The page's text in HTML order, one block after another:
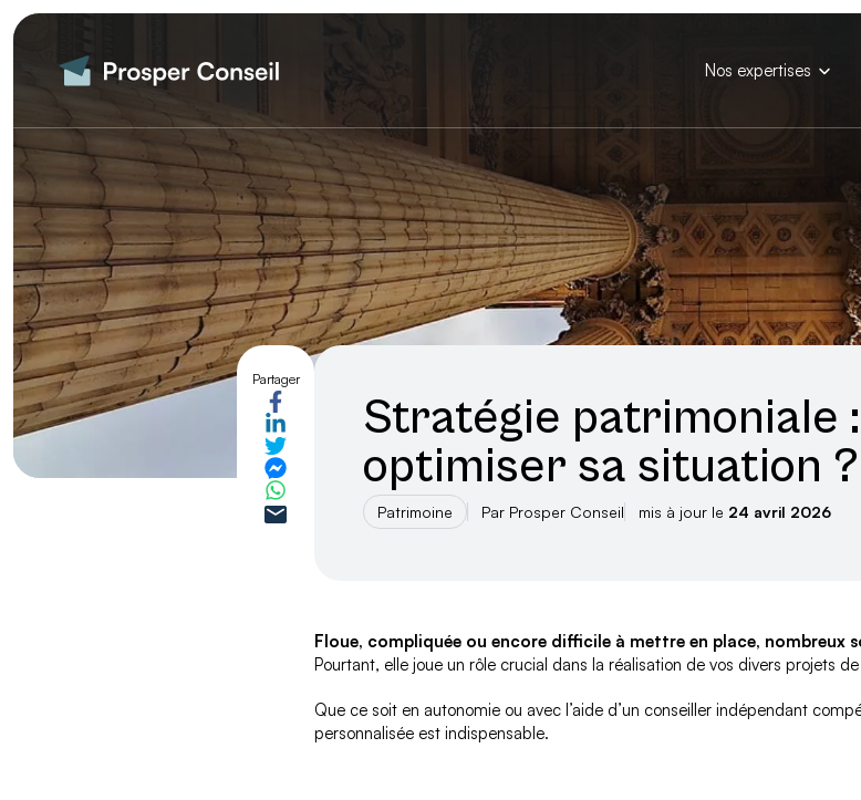
Nos expertises
Partager
Stratégie patrimoniale
optimiser sa situation ?
Patrimoine Par Prosper Conseil mis à jour le 24 avril 2026
Floue, compliquée ou encore difficile à mettre en place, nombreux
Pourtant, elle joue un rôle crucial dans la réalisation de vos divers projets de
Que ce soit en autonomie ou avec l’aide d’un conseiller indépendant
personnalisée est indispensable.